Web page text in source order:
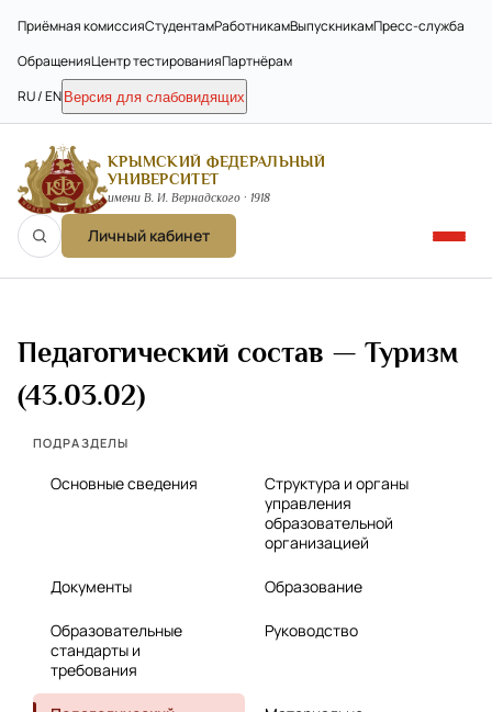
Приёмная комиссияСтудентамРаботникамВыпускникамПресс-служба
ОбращенияЦентр тестированияПартнёрам
RU / EN Версия для слабовидящих
КРЫМСКИЙ ФЕДЕРАЛЬНЫЙ
УНИВЕРСИТЕТ
имени В. И. Вернадского · 1918
Личный кабинет
Педагогический состав — Туризм
(43.03.02)
ПОДРАЗДЕЛЫ
Основные сведения
Структура и органы
управления
образовательной
организацией
Документы Образование
Образовательные
стандарты и
требования
Руководство